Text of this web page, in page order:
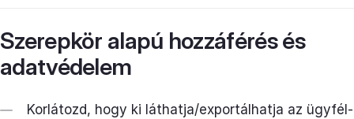
Szerepkör alapú hozzáférés és
adatvédelem
Korlátozd, hogy ki láthatja/exportálhatja az ügyfél-